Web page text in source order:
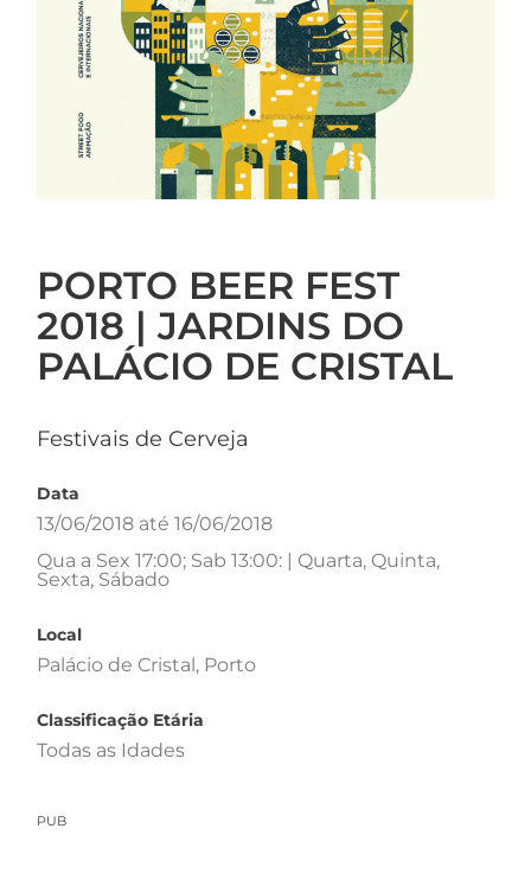
PORTO BEER FEST
2018 | JARDINS DO
PALÁCIO DE CRISTAL
Festivais de Cerveja
Data
13/06/2018 até 16/06/2018
Qua a Sex 17:00; Sab 13:00: | Quarta, Quinta,
Sexta, Sábado
Local
Palácio de Cristal, Porto
Classificação Etária
Todas as Idades
PUB